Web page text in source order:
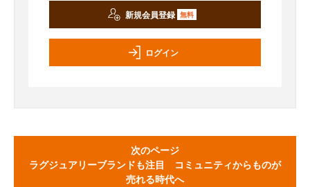
新規会員登録 無料
ログイン
次のページ
ラグジュアリーブランドも注目 コミュニティからものが
売れる時代へ